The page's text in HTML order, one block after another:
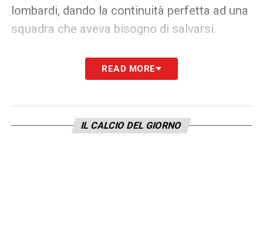
lombardi, dando la continuità perfetta ad una
squadra che aveva bisogno di salvarsi.
Secondo quanto riportato daCalcioNews24
l’attaccante del Como ad oggi vale
READ MORE
IL CALCIO DEL GIORNO